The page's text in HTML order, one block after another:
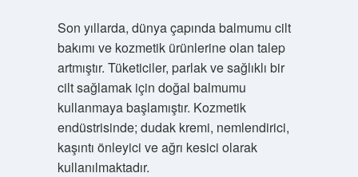
Son yıllarda, dünya çapında balmumu cilt
bakımı ve kozmetik ürünlerine olan talep
artmıştır. Tüketiciler, parlak ve sağlıklı bir
cilt sağlamak için doğal balmumu
kullanmaya başlamıştır. Kozmetik
endüstrisinde; dudak kremi, nemlendirici,
kaşıntı önleyici ve ağrı kesici olarak
kullanılmaktadır.